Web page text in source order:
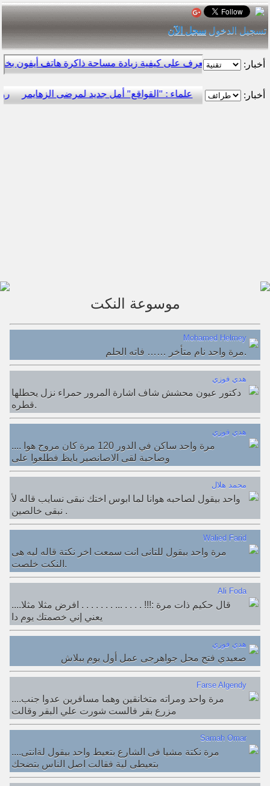
تسجيل الدخول سجل الآن
موسوعة النكت
Mohamed Helmey
مرة واحد نام متأخر …… فاته الحلم.
هدي فوزي
دكتور عيون محشش شاف اشارة المرور حمراء نزل يحطلها
قطره.
هدي فوزي
.... مرة واحد ساكن في الدور 120 مرة كان مروح هوا
وصاحبة لقى الاصانصير بايظ فطلعوا على
محمد هلال
واحد بيقول لصاحبه هوانا لما ابوس اختك نبقى نسايب قاله لأ
نبقى خالصين .
Walied Farid
مرة واحد بيقول للتانى انت سمعت اخر نكتة قاله ليه هى
النكت خلصت.
Ali Foda
....قال حكيم ذات مرة :!!! . . . . ... . . . . . . . افرض مثلا مثلا
يعني إني خصمتك يوم دا
هدي فوزي
صعيدي فتح محل جواهرجى عمل أول يوم ببلاش
Farse Algendy
....مرة واحد ومراته متخانقين وهما مسافرين عدوا جنب
مزرع بقر فالست شورت علي البقر وقالت
Samah Omar
....مرة نكتة مشيا فى الشارع بتعيط واحد بيقول لةانتى
بتعيطى لية فقالت اصل الناس بتضحك